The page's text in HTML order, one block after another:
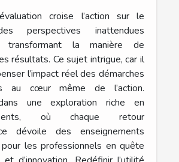
croise l’action sur le
perspectives inattendues
transformant la manière de
résultats. Ce sujet intrigue, car il
l’impact réel des démarches
au cœur même de l’action.
une exploration riche en
où chaque retour
dévoile des enseignements
les professionnels en quête